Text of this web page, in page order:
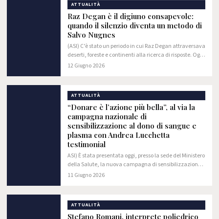
ATTUALITÀ
Raz Degan è il digiuno consapevole:
quando il silenzio diventa un metodo di
Salvo Nugnes
(ASI) C’è stato un periodo in cui Raz Degan attraversava
deserti, foreste e continenti alla ricerca di risposte. Oggi
sostiene che il viaggio più difficile non richiede un
12 Giugno 2026
ATTUALITÀ
“Donare è l’azione più bella”, al via la
campagna nazionale di
sensibilizzazione al dono di sangue e
plasma con Andrea Lucchetta
testimonial
ASI) È stata presentata oggi, presso la sede del Ministero
della Salute, la nuova campagna di sensibilizzazione
alla donazione di sangue ed emocomponenti “Donare
11 Giugno 2026
ATTUALITÀ
Stefano Romani, interprete poliedrico